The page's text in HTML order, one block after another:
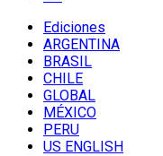
Ediciones
ARGENTINA
BRASIL
CHILE
GLOBAL
MÉXICO
PERU
US ENGLISH